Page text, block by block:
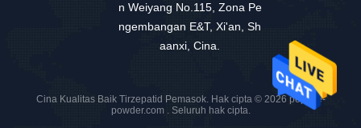
n Weiyang No.115, Zona Pe
ngembangan E&T, Xi'an, Sh
aanxi, Cina.
Cina Kualitas Baik Tirzepatid Pemasok. Hak cipta © 2026 peptide-
powder.com . Seluruh hak cipta.